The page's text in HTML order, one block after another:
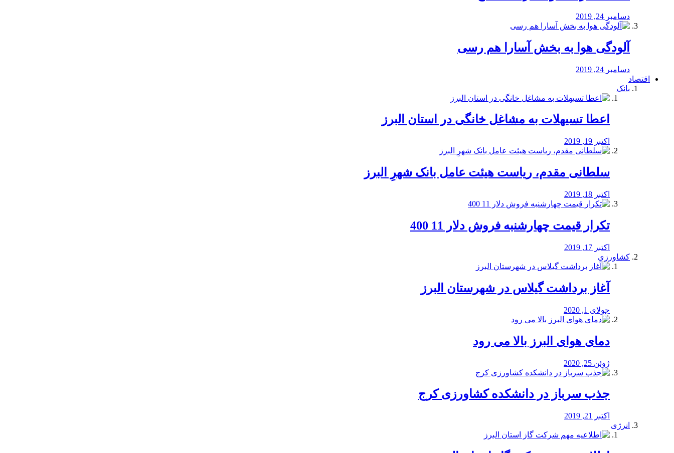
دسامبر 24, 2019
آلودگی هوا به بخش آسارا هم رسی
دسامبر 24, 2019
اقتصاد
بانک
️اعطا تسیهلات به مشاغل خانگی در استان البرز
اکتبر 19, 2019
سلطانی مقدم، ریاست هیئت عامل بانک شهرِ البرز
اکتبر 18, 2019
تکرار قیمت چهارشنبه فروش دلار 11 400
اکتبر 17, 2019
کشاورزی
آغاز برداشت گیلاس در شهرستان البرز
جولای 1, 2020
دمای هوای البرز بالا می رود
ژوئن 25, 2020
جذب سرباز در دانشکده کشاورزی کرج
اکتبر 21, 2019
انرژی